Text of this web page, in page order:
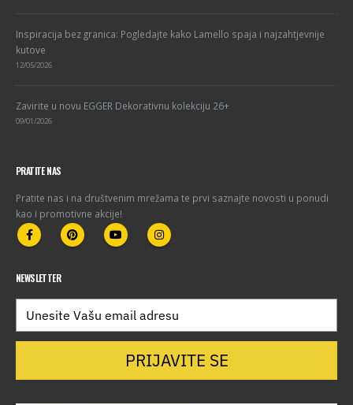
Inspiracija bez granica: Pogledajte kako Lamello spaja i najzahtjevnije
kutove
12/05/2026
Zavirite u novu EGGER Dekorativnu kolekciju 26+
09/01/2026
PRATITE NAS
Pratite nas i na društvenim mrežama te prvi saznajte novosti u ponudi
kao i promotivne akcije!
NEWSLETTER
PRIJAVITE SE